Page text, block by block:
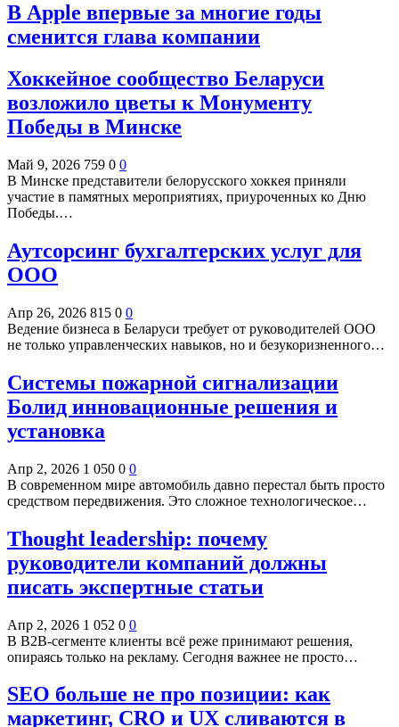
В Apple впервые за многие годы
сменится глава компании
Хоккейное сообщество Беларуси
возложило цветы к Монументу
Победы в Минске
Май 9, 2026 759 0 0
В Минске представители белорусского хоккея приняли
участие в памятных мероприятиях, приуроченных ко Дню
Победы.…
Аутсорсинг бухгалтерских услуг для
ООО
Апр 26, 2026 815 0 0
Ведение бизнеса в Беларуси требует от руководителей ООО
не только управленческих навыков, но и безукоризненного…
Системы пожарной сигнализации
Болид инновационные решения и
установка
Апр 2, 2026 1 050 0 0
В современном мире автомобиль давно перестал быть просто
средством передвижения. Это сложное технологическое…
Thought leadership: почему
руководители компаний должны
писать экспертные статьи
Апр 2, 2026 1 052 0 0
В B2B-сегменте клиенты всё реже принимают решения,
опираясь только на рекламу. Сегодня важнее не просто…
SEO больше не про позиции: как
маркетинг, CRO и UX сливаются в